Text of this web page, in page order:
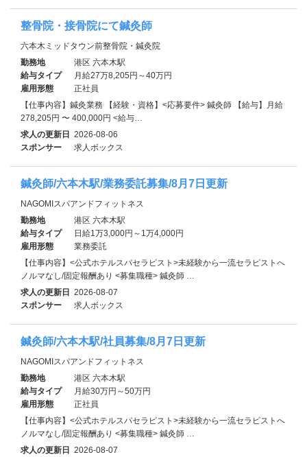
整骨院・接骨院にて鍼灸師
六本木ミッドタウン前整骨院・鍼灸院
勤務地
港区 六本木駅
給与タイプ
月給27万8,205円～40万円
雇用形態
正社員
【仕事内容】鍼灸業務 【経験・資格】<応募要件> 鍼灸師 【給与】月給
278,205円 〜 400,000円 <給与…
求人の更新日 2026-08-06
スポンサー
求人ボックス
鍼灸師/六本木駅/業務委託募集/8月7日更新
NAGOMIスパアンドフィットネス
勤務地
港区 六本木駅
給与タイプ
日給1万3,000円～1万4,000円
雇用形態
業務委託
【仕事内容】<公式ホテルスパセラピスト>未経験から一流セラピストへ
ノルマなし/固定報酬あり <募集職種> 鍼灸師 …
求人の更新日 2026-08-07
スポンサー
求人ボックス
鍼灸師/六本木駅/社員募集/8月7日更新
NAGOMIスパアンドフィットネス
勤務地
港区 六本木駅
給与タイプ
月給30万円～50万円
雇用形態
正社員
【仕事内容】<公式ホテルスパセラピスト>未経験から一流セラピストへ
ノルマなし/固定報酬あり <募集職種> 鍼灸師 …
求人の更新日 2026-08-07